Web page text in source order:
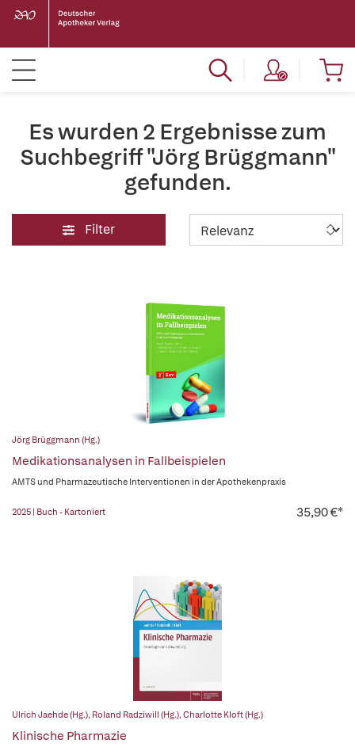
Es wurden 2 Ergebnisse zum
Suchbegriff "Jörg Brüggmann"
gefunden.
Filter
Jörg Brüggmann (Hg.)
Medikationsanalysen in Fallbeispielen
AMTS und Pharmazeutische Interventionen in der Apothekenpraxis
2025 | Buch - Kartoniert 35,90 €*
Ulrich Jaehde (Hg.), Roland Radziwill (Hg.),Charlotte Kloft (Hg.)
Klinische Pharmazie